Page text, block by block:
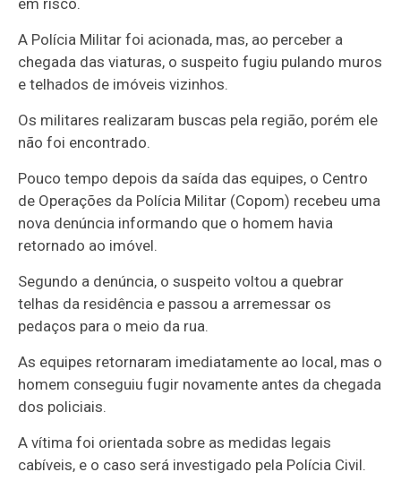
em risco.
A Polícia Militar foi acionada, mas, ao perceber a
chegada das viaturas, o suspeito fugiu pulando muros
e telhados de imóveis vizinhos.
Os militares realizaram buscas pela região, porém ele
não foi encontrado.
Pouco tempo depois da saída das equipes, o Centro
de Operações da Polícia Militar (Copom) recebeu uma
nova denúncia informando que o homem havia
retornado ao imóvel.
Segundo a denúncia, o suspeito voltou a quebrar
telhas da residência e passou a arremessar os
pedaços para o meio da rua.
As equipes retornaram imediatamente ao local, mas o
homem conseguiu fugir novamente antes da chegada
dos policiais.
A vítima foi orientada sobre as medidas legais
cabíveis, e o caso será investigado pela Polícia Civil.